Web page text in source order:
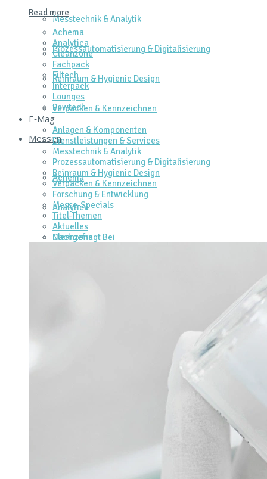
Messtechnik & Analytik
Prozessautomatisierung & Digitalisierung
Reinraum & Hygienic Design
Verpacken & Kennzeichnen
Messen
Achema
Analytica
Cleanzone
Read more
Achema
Analytica
Cleanzone
Fachpack
Filtech
Interpack
Lounges
Powtech
E‑Mag
Anlagen & Komponenten
Dienstleistungen & Services
Messtechnik & Analytik
Prozessautomatisierung & Digitalisierung
Reinraum & Hygienic Design
Verpacken & Kennzeichnen
Forschung & Entwicklung
Messe-Specials
Titel-Themen
Aktuelles
Nachgefragt Bei